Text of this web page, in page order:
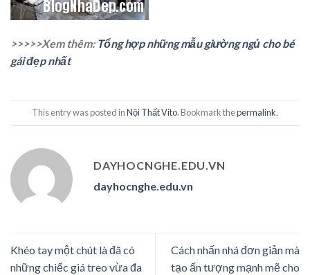
>>>>>Xem thêm: Tổng hợp những mẫu giường ngủ cho bé
gái đẹp nhất
This entry was posted inNội Thất Vito. Bookmark thepermalink.
DAYHOCNGHE.EDU.VN
dayhocnghe.edu.vn
Khéo tay một chút là đã có
những chiếc giá treo vừa đa
Cách nhấn nhá đơn giản mà
tạo ấn tượng mạnh mẽ cho